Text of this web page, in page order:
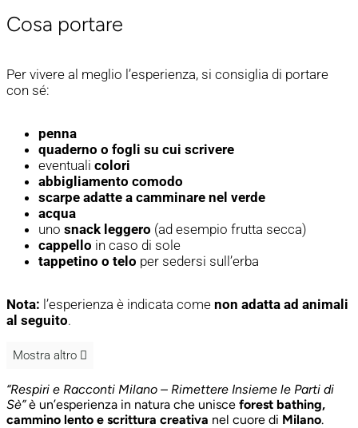
Cosa portare
Per vivere al meglio l’esperienza, si consiglia di portare
con sé:
penna
quaderno o fogli su cui scrivere
eventuali colori
abbigliamento comodo
scarpe adatte a camminare nel verde
acqua
uno snack leggero (ad esempio frutta secca)
cappello in caso di sole
tappetino o telo per sedersi sull’erba
Nota: l’esperienza è indicata come non adatta ad animali
al seguito.
Mostra altro
“Respiri e Racconti Milano – Rimettere Insieme le Parti di
Sè”è un’esperienza in natura che unisce forest bathing,
cammino lento e scrittura creativa nel cuore di Milano.